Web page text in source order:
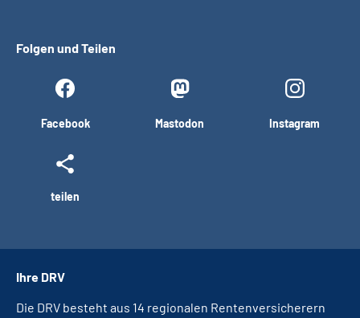
Folgen und Teilen
Facebook Mastodon Instagram
teilen
Ihre DRV
Die DRV besteht aus 14 regionalen Rentenversicherern